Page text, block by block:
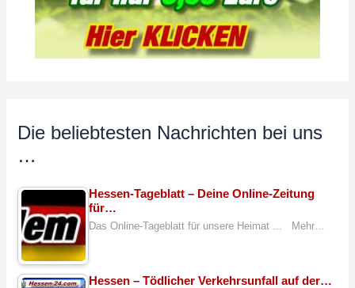
Die beliebtesten Nachrichten bei uns
…
Hessen-Tageblatt – Deine Online-Zeitung
für…
Das Online-Tageblatt für unsere Heimat ... Mehr…
Hessen – Tödlicher Verkehrsunfall auf der…